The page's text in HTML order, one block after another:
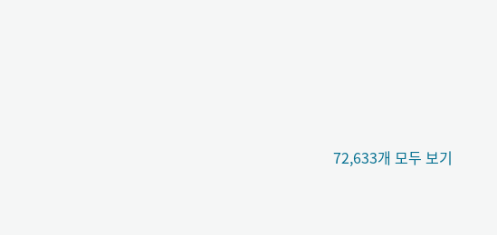
72,633개 모두 보기